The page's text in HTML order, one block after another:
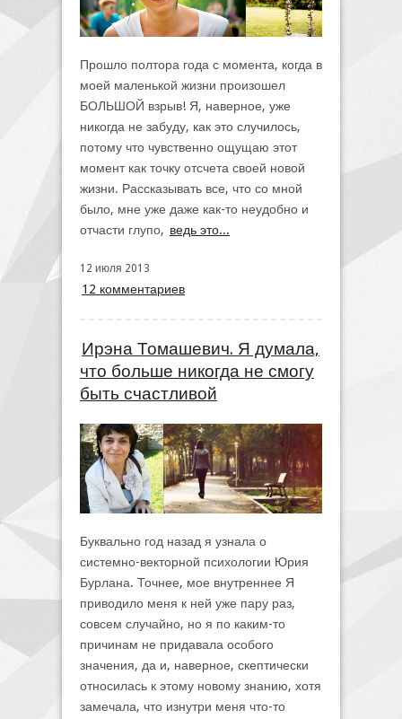
Прошло полтора года с момента, когда в
моей маленькой жизни произошел
БОЛЬШОЙ взрыв! Я, наверное, уже
никогда не забуду, как это случилось,
потому что чувственно ощущаю этот
момент как точку отсчета своей новой
жизни. Рассказывать все, что со мной
было, мне уже даже как-то неудобно и
отчасти глупо, ведь это...
12 июля 2013
12 комментариев
Ирэна Томашевич. Я думала,
что больше никогда не смогу
быть счастливой
Буквально год назад я узнала о
системно-векторной психологии Юрия
Бурлана. Точнее, мое внутреннее Я
приводило меня к ней уже пару раз,
совсем случайно, но я по каким-то
причинам не придавала особого
значения, да и, наверное, скептически
относилась к этому новому знанию, хотя
замечала, что изнутри меня что-то